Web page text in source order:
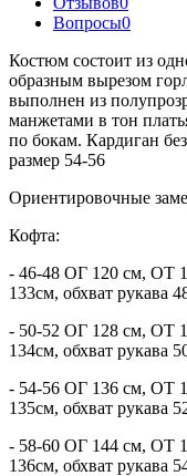
Вопросы0
Костюм состоит из
образным вырезом
выполнен из
манжетами в тон
по бокам. Кардиган
размер 54-56
Ориентировочные
Кофта:
- 46-48 ОГ 120 см, ОТ
133см, обхват рукава
- 50-52 ОГ 128 см, ОТ
134см, обхват рукава
- 54-56 ОГ 136 см, ОТ
135см, обхват рукава
- 58-60 ОГ 144 см, ОТ
136см, обхват рукава